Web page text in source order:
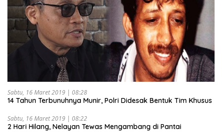
Sabtu, 16 Maret 2019 | 08:28
14 Tahun Terbunuhnya Munir, Polri Didesak Bentuk Tim Khusus
Sabtu, 16 Maret 2019 | 08:22
2 Hari Hilang, Nelayan Tewas Mengambang di Pantai